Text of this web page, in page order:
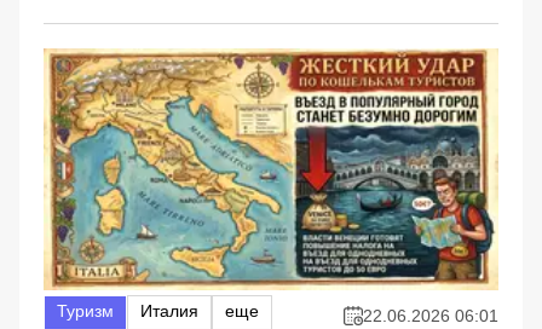
Туризм Италия еще 22.06.2026 06:01